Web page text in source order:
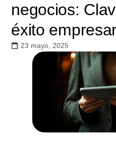
negocios:
éxito
23 mayo, 2025